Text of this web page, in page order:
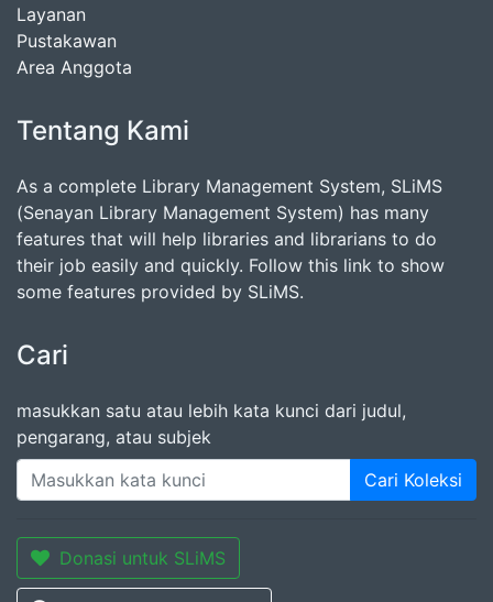
Layanan
Pustakawan
Area Anggota
Tentang Kami
As a complete Library Management System, SLiMS
(Senayan Library Management System) has many
features that will help libraries and librarians to do
their job easily and quickly. Follow this link to show
some features provided by SLiMS.
Cari
masukkan satu atau lebih kata kunci dari judul,
pengarang, atau subjek
Cari Koleksi
Donasi untuk SLiMS